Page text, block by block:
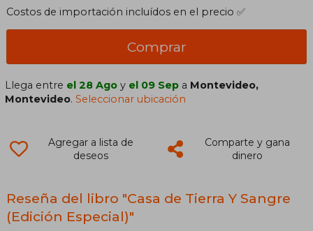
Costos de importación incluídos en el precio ✅
Comprar
Llega entre el 28 Ago y el 09 Sep a Montevideo,
Montevideo.Seleccionar ubicación
Agregar a lista de
deseos
Comparte y gana
dinero
Reseña del libro "Casa de Tierra Y Sangre
(Edición Especial)"